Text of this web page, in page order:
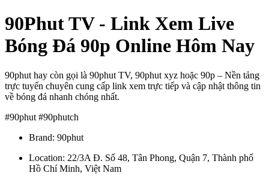
90Phut TV - Link Xem Live
Bóng Đá 90p Online Hôm Nay
90phut hay còn gọi là 90phut TV, 90phut xyz hoặc 90p – Nền tảng
trực tuyến chuyên cung cấp link xem trực tiếp và cập nhật thông tin
về bóng đá nhanh chóng nhất.
#90phut #90phutch
Brand: 90phut
Location: 22/3A Đ. Số 48, Tân Phong, Quận 7, Thành phố
Hồ Chí Minh, Việt Nam